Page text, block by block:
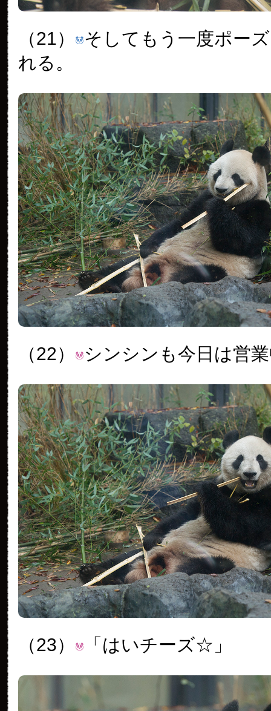
（21）
そしてもう一度ポー
れる。
（22） シンシンも今日は営
（23） 「はいチーズ☆」